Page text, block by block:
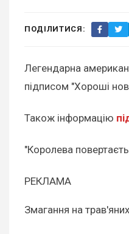
ПОДІЛИТИСЯ:
Легендарна
підписом "Хороші
Також інформацію
"Королева
РЕКЛАМА
Змагання на